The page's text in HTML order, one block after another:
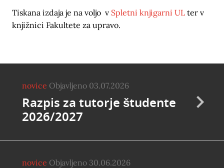
Tiskana izdaja je na voljo v Spletni knjigarni UL ter v
knjižnici Fakultete za upravo.
novice Objavljeno 03.07.2026
Razpis za tutorje študente
2026/2027
novice Objavljeno 30.06.2026